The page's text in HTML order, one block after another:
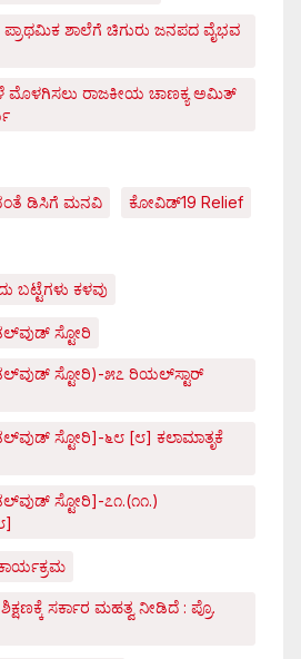
ಶಾಲೆಗೆ ಚಿಗುರು ಜನಪದ ವೈಭವ
ಮೊಳಗಿಸಲು ರಾಜಕೀಯ ಚಾಣಕ್ಯ ಅಮಿತ್
ಡಿಸಿಗೆ ಮನವಿ ಕೋವಿಡ್‌19 Relief
ಕಳವು
ಸ್ಟೋರಿ
ಸ್ಟೋರಿ)-೫೭ ರಿಯಲ್‌ಸ್ಟಾರ್
ಸ್ಟೋರಿ]-೬೮ [೮] ಕಲಾಮಾತೃಕೆ
ಸ್ಟೋರಿ]-೭೧.(೧೧.)
ಸರ್ಕಾರ ಮಹತ್ವ ನೀಡಿದೆ : ಪ್ರೊ.